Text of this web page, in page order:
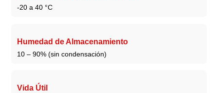
-20 a 40 °C
Humedad de Almacenamiento
10 – 90% (sin condensación)
Vida Útil